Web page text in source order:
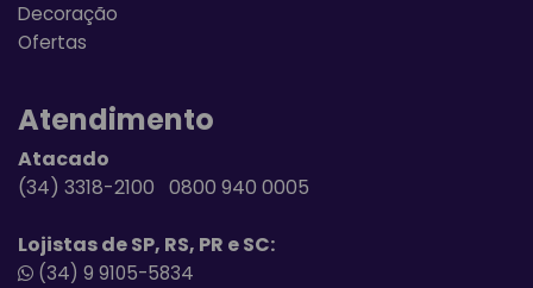
Decoração
Ofertas
Atendimento
Atacado
(34) 3318-2100 0800 940 0005
Lojistas de SP, RS, PR e SC:
(34) 9 9105-5834